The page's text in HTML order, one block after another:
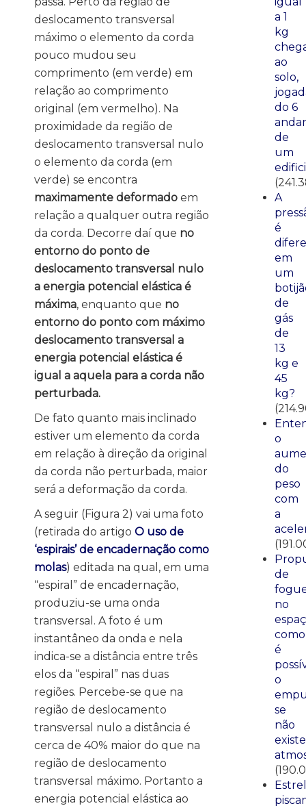
deslocamento transversal
máximo o elemento da corda
pouco mudou seu
comprimento (em verde) em
relação ao comprimento
original (em vermelho). Na
proximidade da região de
deslocamento transversal nulo
o elemento da corda (em
verde) se encontra
maximamente deformado em
relação a qualquer outra região
da corda. Decorre daí que no
entorno do ponto de
deslocamento transversal nulo
a energia potencial elástica é
máxima, enquanto que no
entorno do ponto com máximo
deslocamento transversal a
energia potencial elástica é
igual a aquela para a corda não
perturbada.
De fato quanto mais inclinado
estiver um elemento da corda
em relação à direção da original
da corda não perturbada, maior
será a deformação da corda.
A seguir (Figura 2) vai uma foto
(retirada do artigo O uso de
‘espirais’ de encadernação como
molas) editada na qual, em uma
“espiral” de encadernação,
produziu-se uma onda
transversal. A foto é um
instantâneo da onda e nela
indica-se a distância entre três
elos da “espiral” nas duas
regiões. Percebe-se que na
região de deslocamento
transversal nulo a distância é
cerca de 40% maior do que na
região de deslocamento
transversal máximo. Portanto a
energia potencial elástica ao
a 1
kg
ao
solo,
do 6
andar
de
um
A
é
em
um
de
gás
de
13
kg e
45
kg?
o
do
peso
com
a
de
no
como
é
o
se
não
existe